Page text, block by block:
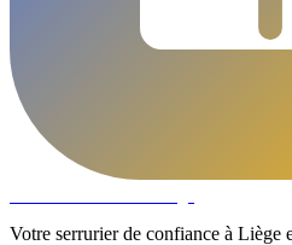
Votre serrurier de confiance à Liège